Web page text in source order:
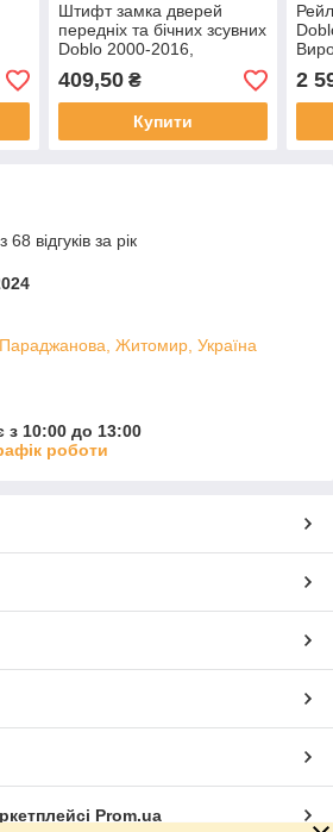
Штифт замка дверей
передніх та бічних зсувних
Doblo 2000-2016,
Виробник: MGA, OE:
46747437
409,50₴
Купити
2
відгуків за рік
Житомир, Україна
з 10:00 до 13:00
роботи
Prom.ua